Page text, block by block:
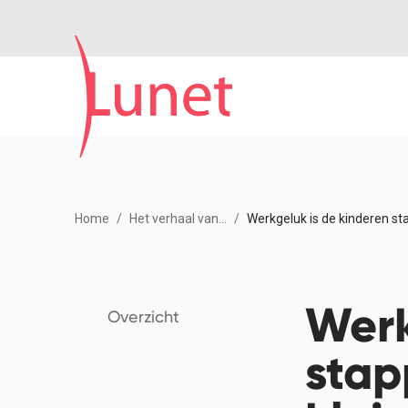
Home Het verhaal van... Werkgeluk is de kinderen
Overzicht